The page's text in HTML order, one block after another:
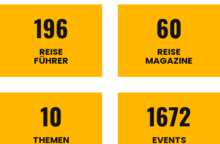
196
REISE
FÜHRER
60
REISE
MAGAZINE
10
THEMEN
1672
EVENTS